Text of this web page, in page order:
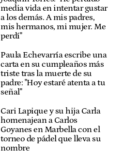
media vida en intentar gustar
a los demás. A mis padres,
mis hermanos, mi mujer. Me
perdí"
Paula Echevarría escribe una
carta en su cumpleaños más
triste tras la muerte de su
padre: "Hoy estaré atenta a tu
señal"
Cari Lapique y su hija Carla
homenajean a Carlos
Goyanes en Marbella con el
torneo de pádel que lleva su
nombre